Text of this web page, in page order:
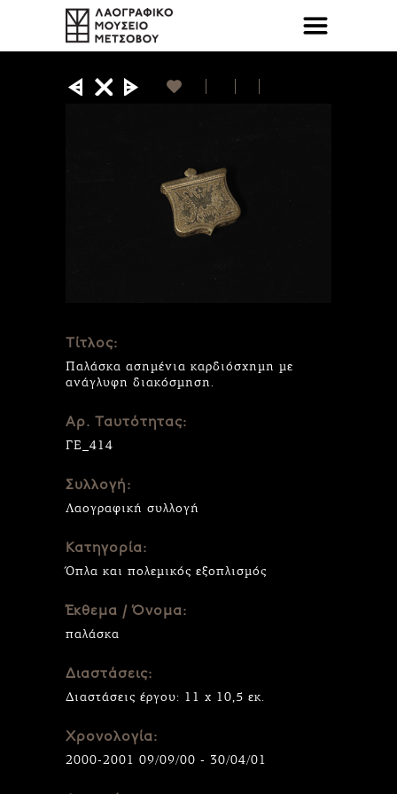
Τίτλος:
Παλάσκα ασημένια καρδιόσχημη με
ανάγλυφη διακόσμηση.
Αρ. Ταυτότητας:
ΓΕ_414
Συλλογή:
Λαογραφική συλλογή
Κατηγορία:
Όπλα και πολεμικός εξοπλισμός
Έκθεμα / Όνομα:
παλάσκα
Διαστάσεις:
Διαστάσεις έργου: 11 x 10,5 εκ.
Χρονολογία:
2000-2001 09/09/00 - 30/04/01